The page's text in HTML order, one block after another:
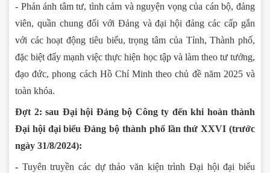
- Phản ánh tâm tư, tình cảm và nguyện vọng của cán bộ, đảng
viên, quần chung đối với Đảng và đại hội đảng các cấp gắn
với các hoạt động tiêu biểu, trọng tâm của Tỉnh, Thành phố,
đặc biệt đẩy mạnh việc thực hiện học tập và làm theo tư tưởng,
đạo đức, phong cách Hồ Chí Minh theo chủ đề năm 2025 và
toàn khóa.
Đợt 2: sau Đại hội Đảng bộ Công ty đến khi hoàn thành
Đại hội đại biểu Đảng bộ thành phố lần thứ XXVI (trước
ngày 31/8/2024):
- Tuyên truyền các dự thảo văn kiện trình Đại hội đại biểu